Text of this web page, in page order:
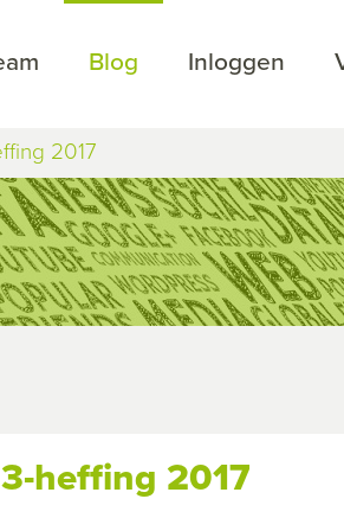
Blog Inloggen
2017
heffing 2017